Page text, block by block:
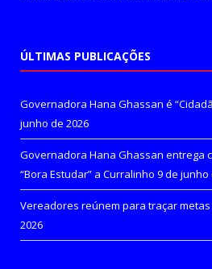
ÚLTIMAS PUBLICAÇÕES
Governadora Hana Ghassan é
junho de 2026
Governadora Hana Ghassan entrega
“Bora Estudar” a Curralinho 9 de junho
Vereadores reúnem para traçar
2026